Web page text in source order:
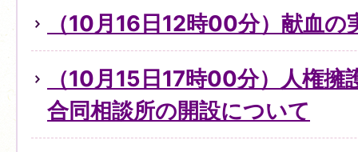
（10月16日12時00分）献血の
（10月15日17時00分）人権擁
合同相談所の開設について